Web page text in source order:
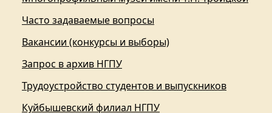
Часто задаваемые вопросы
Вакансии (конкурсы и выборы)
Запрос в архив НГПУ
Трудоустройство студентов и выпускников
Куйбышевский филиал НГПУ